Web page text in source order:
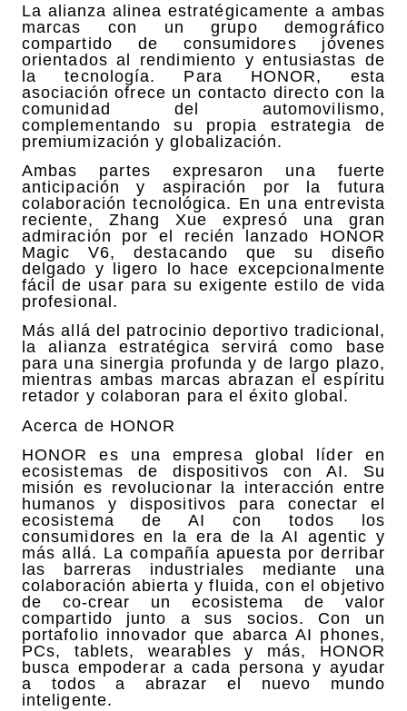
La alianza alinea estratégicamente a ambas
marcas con un grupo demográfico
compartido de consumidores jóvenes
orientados al rendimiento y entusiastas de
la tecnología. Para HONOR, esta
asociación ofrece un contacto directo con la
comunidad del automovilismo,
complementando su propia estrategia de
premiumización y globalización.
Ambas partes expresaron una fuerte
anticipación y aspiración por la futura
colaboración tecnológica. En una entrevista
reciente, Zhang Xue expresó una gran
admiración por el recién lanzado HONOR
Magic V6, destacando que su diseño
delgado y ligero lo hace excepcionalmente
fácil de usar para su exigente estilo de vida
profesional.
Más allá del patrocinio deportivo tradicional,
la alianza estratégica servirá como base
para una sinergia profunda y de largo plazo,
mientras ambas marcas abrazan el espíritu
retador y colaboran para el éxito global.
Acerca de HONOR
HONOR es una empresa global líder en
ecosistemas de dispositivos con AI. Su
misión es revolucionar la interacción entre
humanos y dispositivos para conectar el
ecosistema de AI con todos los
consumidores en la era de la AI agentic y
más allá. La compañía apuesta por derribar
las barreras industriales mediante una
colaboración abierta y fluida, con el objetivo
de co-crear un ecosistema de valor
compartido junto a sus socios. Con un
portafolio innovador que abarca AI phones,
PCs, tablets, wearables y más, HONOR
busca empoderar a cada persona y ayudar
a todos a abrazar el nuevo mundo
inteligente.